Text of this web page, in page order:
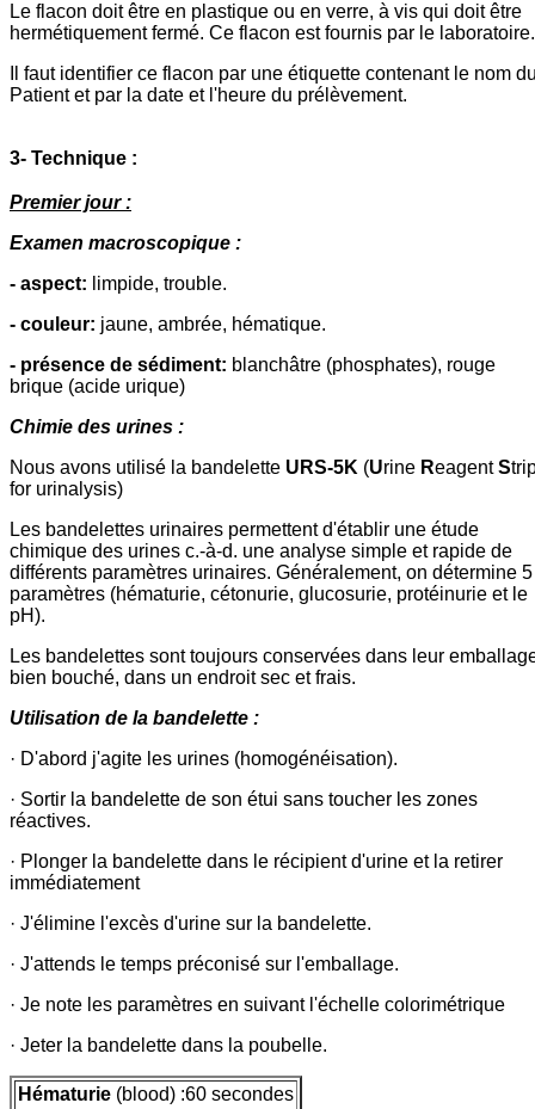
Le flacon doit être en plastique ou en verre, à vis qui doit être
hermétiquement fermé. Ce flacon est fournis par le laboratoire.
Il faut identifier ce flacon par une étiquette contenant le nom
Patient et par la date et l'heure du prélèvement.
3- Technique :
Premier jour :
Examen macroscopique :
- aspect: limpide, trouble.
- couleur: jaune, ambrée, hématique.
- présence de sédiment: blanchâtre (phosphates), rouge
brique (acide urique)
Chimie des urines :
Nous avons utilisé la bandelette URS-5K (Urine ReagentS
for urinalysis)
Les bandelettes urinaires permettent d'établir une étude
chimique des urines c.-à-d. une analyse simple et rapide de
différents paramètres urinaires. Généralement, on détermine 5
paramètres (hématurie, cétonurie, glucosurie, protéinurie et le
pH).
Les bandelettes sont toujours conservées dans leur
bien bouché, dans un endroit sec et frais.
Utilisation de la bandelette :
· D'abord j'agite les urines (homogénéisation).
· Sortir la bandelette de son étui sans toucher les zones
réactives.
· Plonger la bandelette dans le récipient d'urine et la retirer
immédiatement
· J'élimine l'excès d'urine sur la bandelette.
· J'attends le temps préconisé sur l'emballage.
· Je note les paramètres en suivant l'échelle colorimétrique
· Jeter la bandelette dans la poubelle.
Hématurie (blood) :60 secondes